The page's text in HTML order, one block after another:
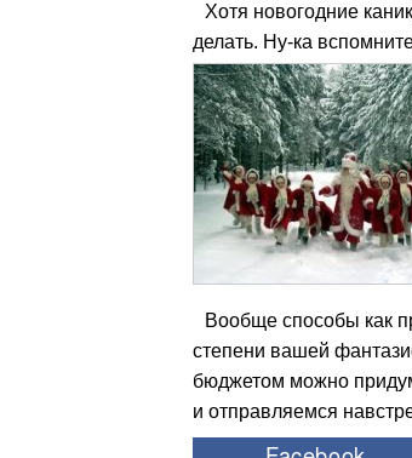
Хотя новогодние
делать. Ну-ка
Вообще способы как
степени вашей
бюджетом можно
и отправляемся